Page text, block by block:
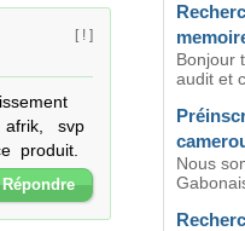
[ ! ]
afrik,   svp
produit.
Répondre
Bonjour
audit et
Nous